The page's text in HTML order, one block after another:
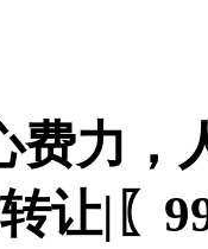
费力，
转让|〖